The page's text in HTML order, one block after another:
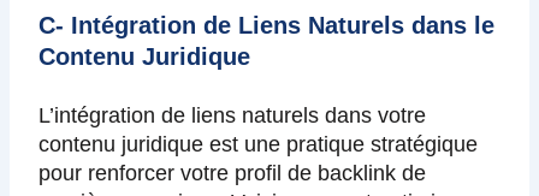
C- Intégration de Liens Naturels dans le
Contenu Juridique
L’intégration de liens naturels dans votre
contenu juridique est une pratique stratégique
pour renforcer votre profil de backlink de